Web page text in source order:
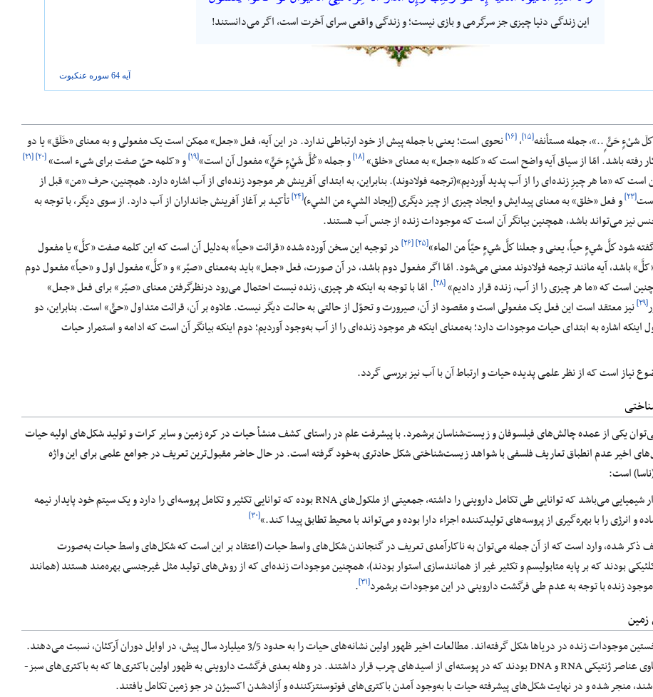
این زندگی دنیا چیزی جز سرگرمی و بازی نیست؛ و زندگی واقعی سرای آخرت است، اگر می‌دانستند!
آیه 64 سوره عنکبوت
كلَ شىْءٍ حَىٍّ ٍ..»، جمله مستأنفه[۱۵] ، [۱۶]
نحوی است؛ یعنی با جمله پیش از خود ارتباطی ندارد. در این آیه، فعل «جعل» ممکن است یک مفعولی و به معنای «خَلَقَ» یا دو
رفته باشد. امّا از سياق آیه واضح است كه «كلمه «جعل» به معناى «خلق»[۱۸] و جمله «كُلَّ شَيْ‏ءٍ حَيٍّ» مفعول آن است»[۱۹] و «کلمه حیّ صفت برای شیء است»[۲۰]
[۲۱]
که «ما هر چیزِ زنده‌ای را از آب پدید آوردیم»(ترجمه فولادوند). بنابراین، به ابتدای آفرینش هر موجود زنده‌ای از آب اشاره دارد. همچنین، حرف «من» قبل از
است[۲۳] و فعل «خلق» به معنای پيدايش و ايجاد چيزى از چيز دیگرى (إيجاد الشي‏ء من الشي‏ء)[۲۴]
تأکید بر آغاز آفرینش جانداران از آب دارد. از سوی دیگر، با توجه به
جنس نیز می‌تواند باشد، همچنین بیانگر آن است که موجودات زنده از جنس آب هستند.
شود كلَّ شي‏ءٍ حياً، یعنی و جعلنا كلَّ شي‏ءٍ حيّاً من الماء»[۲۵] [۲۶]
در توجیه این سخن آورده شده «قرائت «حیاً» به‌دلیل آن است که این کلمه صفت «کلَّ» یا مفعول
باشد، آیه مانند ترجمه فولادوند معنی می‌شود. امّا اگر مفعول دوم باشد، در آن صورت، فعل «جعل» باید به‌معنای «صیّر» و «کلَّ» مفعول اول و «حیاً» مفعول دوم
است که «ما هر چیزی را از آب، زنده قرار دادیم»[۲۸]
. امّا با توجه به اینکه هر چیزی، زنده نیست احتمال می‌رود ‌درنظرگرفتن معنای «صیّر» برای فعل «جعل»
[۲۹]
نیز معتقد است این فعل یک مفعولی است و مقصود از آن، صیرورت و تحوّل از حالتی به حالت دیگر نیست. علاوه‌ بر آن، قرائت متداول «حیٍّ» است. بنابراین، دو
اینکه اشاره به ابتدای حیات موجودات دارد؛ به‌معنای اینکه هر موجود زنده‌ای را از آب به‌وجود آوردیم؛ دوم اینکه بیانگر آن است که ادامه و استمرار حیات
است که از نظر علمی پدیده حیات و ارتباط آن با آب نیز بررسی گردد.
یکی از عمده چالش‌های فیلسوفان و زیست‌شناسان برشمرد. با پیشرفت علم در راستای کشف منشأ حیات در کره زمین و سایر کرات و تولید شکل‌های اولیه حیات
اخیر عدم انطباق تعاریف فلسفی با شواهد زیست‌شناختی شکل حادتری به‌خود گرفته است. در حال حاضر مقبول‌ترین تعریف در جوامع علمی برای این واژه
است:
«موجود زنده، یک سیتم خود پایدار شیمیایی می‌باشد که توانایی طی تکامل داروینی را داشته، جمعیتی از ملکول‌های RNA بوده که توانایی تکثیر و تکامل پروسه‌ای را دارد و یک سیتم خود پایدار نیمه
و انرژی را با بهره‌گیری از پروسه‌های تولیدکننده اجزاء دارا بوده و می‌تواند با محیط تطابق پیدا کند.»[۳۰]
ذکر شده، وارد است که از آن جمله می‌توان به ناکارآمدی تعریف در گنجاندن شکل‌های واسط حیات (اعتقاد بر این است که شکل‌های واسط حیات به‌صورت
بودند که بر پایه متابولیسم و تکثیر غیر از همانندسازی استوار بودند)، همچنین موجودات زنده‌ای که از روش‌های تولید مثل غیرجنسی بهره‌مند هستند (همانند
موجود زنده با توجه به عدم طی فرگشت داروینی در این موجودات برشمرد[۳۱] .
زمین
دانشمندان، امروز معتقدند كه نخستين موجودات زنده در درياها شکل گرفته‌اند. مطالعات اخیر ظهور اولین نشانه‌های حیات را به حدود 3/5 میلیارد سال پیش، در اوایل دوران آرکئان، نسبت می‌دهند.
بر این اساس اشکال اولیه حیات حاوی عناصر ژنتیکی RNA و DNA بودند که در پوسته‌ای از اسید‌های چرب قرار داشتند. در وهله بعدی فرگشت داروینی به ظهور اولین باکتری‌ها که به باکتری‌های سبز-
منجر شده و در نهایت شکل‌های پیشرفته حیات با به‌وجود آمدن باکتری‌های فوتوسنتزکننده و آزادشدن اکسیژن در جو زمین تکامل یافتند.